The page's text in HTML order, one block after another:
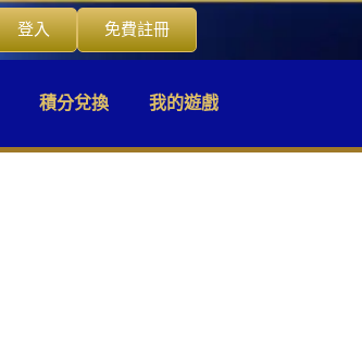
登入 免費註冊
積分兌換 我的遊戲